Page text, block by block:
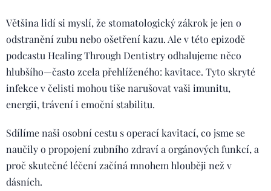
Většina lidí si myslí, že stomatologický zákrok je jen o
odstranění zubu nebo ošetření kazu. Ale v této epizodě
podcastu Healing Through Dentistry odhalujeme něco
hlubšího—často zcela přehlíženého: kavitace. Tyto skryté
infekce v čelisti mohou tiše narušovat vaši imunitu,
energii, trávení i emoční stabilitu.
Sdílíme naši osobní cestu s operací kavitací, co jsme se
naučily o propojení zubního zdraví a orgánových funkcí, a
proč skutečné léčení začíná mnohem hlouběji než v
dásních.